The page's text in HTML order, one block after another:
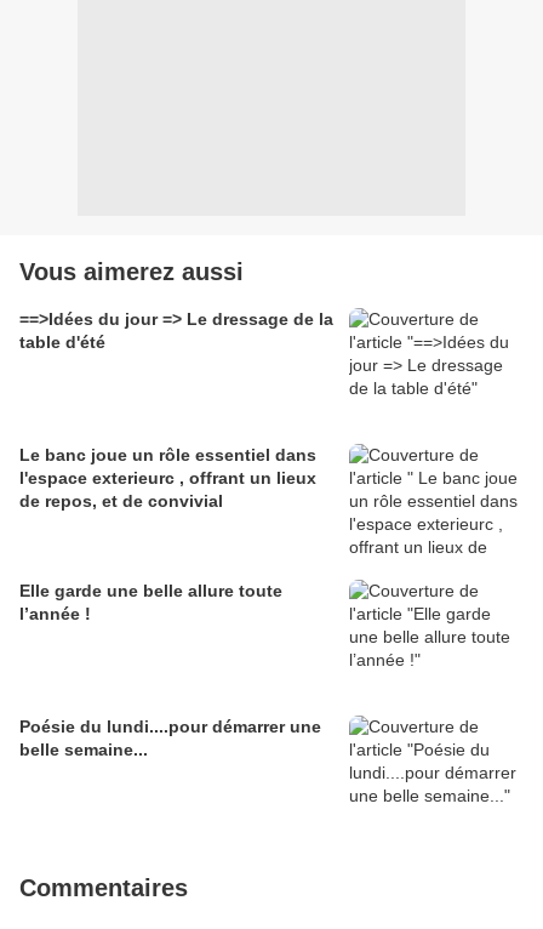
Vous aimerez aussi
==>Idées du jour => Le dressage de la
table d'été
Le banc joue un rôle essentiel dans
l'espace exterieurc , offrant un lieux
de repos, et de convivial
Elle garde une belle allure toute
l’année !
Poésie du lundi....pour démarrer une
belle semaine...
Commentaires